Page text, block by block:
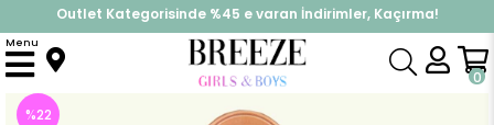
Outlet Kategorisinde %45 e varan İndirimler, Kaçırma!
İndirimlere ek %10 İndirimi Kap, Hemen Üye Ol!
0
Menu
Anasayfa Elbise Modelleri Uzun Kol Elbise
%22